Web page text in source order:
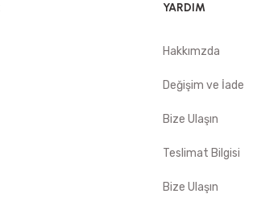
YARDIM
Hakkımzda
Değişim ve İade
Bize Ulaşın
Teslimat Bilgisi
Bize Ulaşın